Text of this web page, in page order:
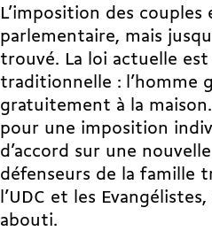
L’imposition des
parlementaire, mais
trouvé. La loi actuelle
traditionnelle : l’homme
gratuitement à la
pour une imposition
d’accord sur une
défenseurs de la famille
l’UDC et les
abouti.